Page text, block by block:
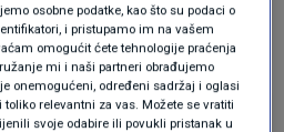
Odgovor
prije 3 mjeseci
osobne podatke, kao što su podaci o
i pristupamo im na vašem
omogućit ćete tehnologije praćenja
mi i naši partneri obrađujemo
onemogućeni, određeni sadržaj i oglasi
relevantni za vas. Možete se vratiti
svoje odabire ili povukli pristanak u